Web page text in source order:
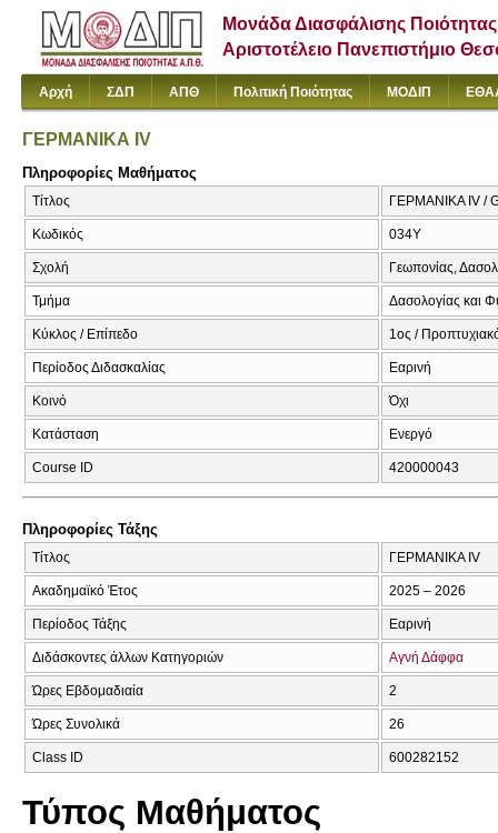
Μονάδα Διασφάλισης Ποιότητας
Αριστοτέλειο Πανεπιστήμιο
Αρχή ΣΔΠ ΑΠΘ Πολιτική Ποιότητας ΜΟΔΙΠ
ΓΕΡΜΑΝΙΚΑ IV
Πληροφορίες Μαθήματος
Τίτλος ΓΕΡΜΑΝΙΚΑ IV /
Κωδικός 034Υ
Σχολή Γεωπονίας,
Τμήμα Δασολογίας και
Κύκλος / Επίπεδο 1ος /
Περίοδος Διδασκαλίας Εαρινή
Κοινό Όχι
Κατάσταση Ενεργό
Course ID 420000043
Πληροφορίες Τάξης
Τίτλος ΓΕΡΜΑΝΙΚΑ IV
Ακαδημαϊκό Έτος 2025 – 2026
Περίοδος Τάξης Εαρινή
Διδάσκοντες άλλων Κατηγοριών Αγνή Δάφφα
Ώρες Εβδομαδιαία 2
Ώρες Συνολικά 26
Class ID 600282152
Τύπος Μαθήματος